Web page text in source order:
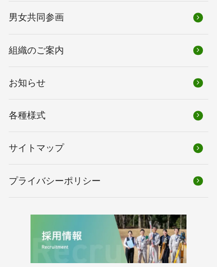
男女共同参画
組織のご案内
お知らせ
各種様式
サイトマップ
プライバシーポリシー